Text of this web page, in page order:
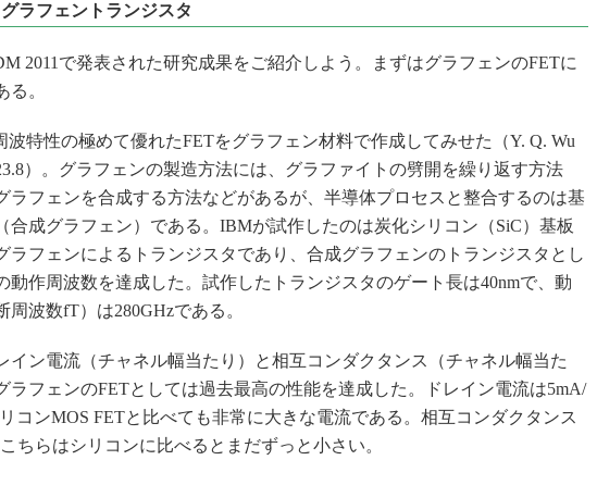
ラフェントランジスタ
2011で発表された研究成果をご紹介しよう。まずはグラフェンのFETに
る。
特性の極めて優れたFETをグラフェン材料で作成してみせた（Y. Q. Wu
）。グラフェンの製造方法には、グラファイトの劈開を繰り返す方法
ラフェンを合成する方法などがあるが、半導体プロセスと整合するのは基
合成グラフェン）である。IBMが試作したのは炭化シリコン（SiC）基板
ラフェンによるトランジスタであり、合成グラフェンのトランジスタとし
動作周波数を達成した。試作したトランジスタのゲート長は40nmで、動
周波数fT）は280GHzである。
ン電流（チャネル幅当たり）と相互コンダクタンス（チャネル幅当た
ラフェンのFETとしては過去最高の性能を達成した。ドレイン電流は5mA/
コンMOS FETと比べても非常に大きな電流である。相互コンダクタンス
ちらはシリコンに比べるとまだずっと小さい。